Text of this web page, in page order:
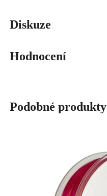
Diskuze
Hodnocení
Podobné produkty